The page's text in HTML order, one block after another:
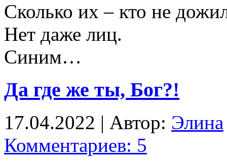
Сколько их – кто не
Нет даже лиц.
Синим…
Да где же ты, Бог?!
17.04.2022 | Автор: Элина
Комментариев: 5